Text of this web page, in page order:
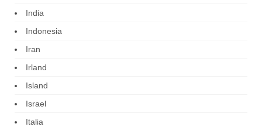
India
Indonesia
Iran
Irland
Island
Israel
Italia